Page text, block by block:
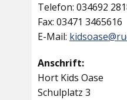
Telefon: 034692
Fax: 03471 3465616
E-Mail:
Anschrift:
Hort Kids Oase
Schulplatz 3